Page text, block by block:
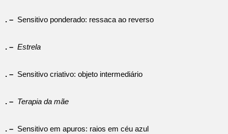
. – Sensitivo ponderado: ressaca ao reverso
. – Estrela
. – Sensitivo criativo: objeto intermediário
. – Terapia da mãe
. – Sensitivo em apuros: raios em céu azul